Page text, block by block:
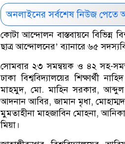
অনলাইনের সর্বশেষ নিউজ
কোটা আন্দোলন বাস্তবায়নে বিভিন্ন
ছাত্র আন্দোলনের’ ব্যানারে ৬৫
সোমবার ২৩ সমন্বয়ক ও ৪২ সহ-
ঢাকা বিশ্ববিদ্যালয়ের শিক্ষার্থী
মাহমুদ, মো. মাহিন সরকার,
আদনান আবির, জামান মৃধা,
মুমতাহীনা মাহজাবিন মোহনা,
মিয়া।